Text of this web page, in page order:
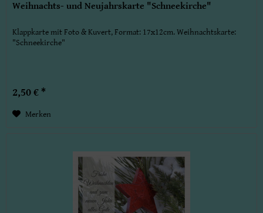
Weihnachts- und Neujahrskarte "Schneekirche"
Klappkarte mit Foto & Kuvert, Format: 17x12cm. Weihnachtskarte:
"Schneekirche"
2,50 € *
Merken